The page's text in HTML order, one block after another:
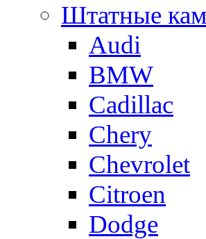
Штатные
Audi
BMW
Cadillac
Chery
Chevrolet
Citroen
Dodge